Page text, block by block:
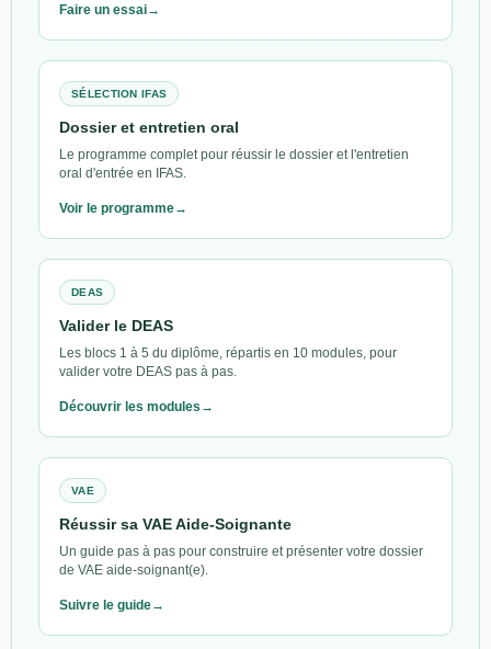
Faire un essai
SÉLECTION IFAS
Dossier et entretien oral
Le programme complet pour réussir le dossier et l'entretien
oral d'entrée en IFAS.
Voir le programme
DEAS
Valider le DEAS
Les blocs 1 à 5 du diplôme, répartis en 10 modules, pour
valider votre DEAS pas à pas.
Découvrir les modules
VAE
Réussir sa VAE Aide-Soignante
Un guide pas à pas pour construire et présenter votre dossier
de VAE aide-soignant(e).
Suivre le guide